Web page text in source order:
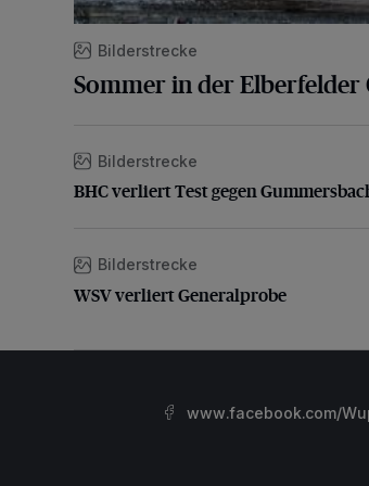
Bilderstrecke
Sommer in der Elberfelder
BHC verliert Test gegen
Bilderstrecke
BHC verliert Test gegen
WSV verliert Generalprobe
Bilderstrecke
WSV verliert Generalprobe
www.facebook.com/